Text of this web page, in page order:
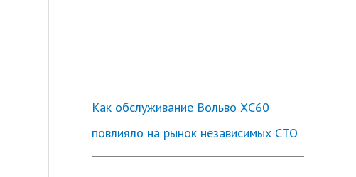
Как обслуживание Вольво ХС60
повлияло на рынок независимых СТО